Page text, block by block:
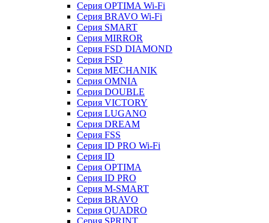
Серия OPTIMA Wi-Fi
Серия BRAVO Wi-Fi
Серия SMART
Серия MIRROR
Серия FSD DIAMOND
Серия FSD
Серия MECHANIK
Серия OMNIA
Серия DOUBLE
Серия VICTORY
Серия LUGANO
Серия DREAM
Серия FSS
Серия ID PRO Wi-Fi
Серия ID
Серия OPTIMA
Серия ID PRO
Серия M-SMART
Серия BRAVO
Серия QUADRO
Серия SPRINT